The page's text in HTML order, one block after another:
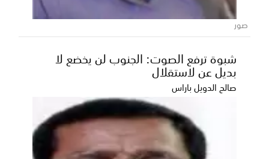
شهدت العاصمة عدن صباح اليوم انطلاق أولى الحلقات
التسجيلية لمرحلة الـ16 من مسابقة أمير الشعراء، وسط أ...صور
شبوة ترفع الصوت: الجنوب لن يخضع لا
بديل عن لاستقلال
صالح الدويل باراس